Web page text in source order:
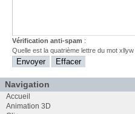
Vérification anti-spam :
Quelle est laquatrième lettre du motxllyw
Navigation
Accueil
Animation 3D